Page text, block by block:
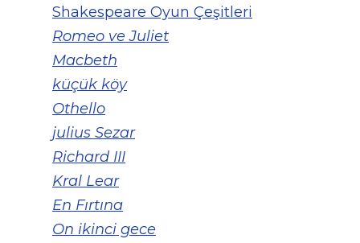
Shakespeare Oyun Çeşitleri
Romeo ve Juliet
Macbeth
küçük köy
Othello
julius Sezar
Richard III
Kral Lear
En Fırtına
On ikinci gece